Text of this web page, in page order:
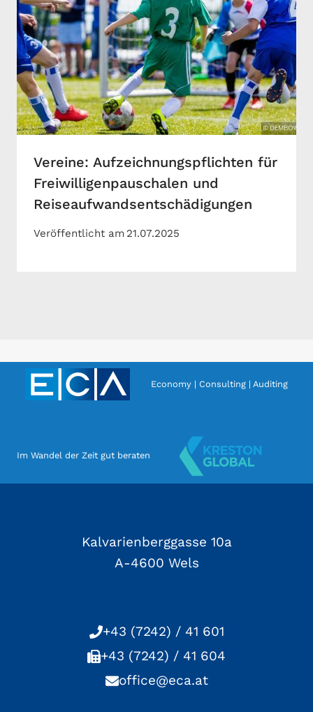
Vereine: Aufzeichnungspflichten für
Freiwilligenpauschalen und
Reiseaufwandsentschädigungen
Veröffentlicht am 21.07.2025
Economy | Consulting | Auditing
Im Wandel der Zeit gut beraten
Kalvarienberggasse 10a
A-4600 Wels
+43 (7242) / 41 601
+43 (7242) / 41 604
office@eca.at